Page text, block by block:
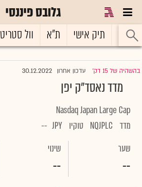
גלובס פיננסי
ראשי תיק אישי ת"א וול סטריט
בהשהיה של 15 דק' |עדכון אחרון 30.12.2022
מדד נאסד"ק יפן
Nasdaq Japan Large Cap
מדד NQJPLC טוקיו JPY
--
שער
--
שינוי
--